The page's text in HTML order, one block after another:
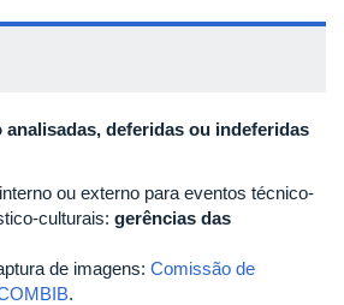
deferidas ou indeferidas
ou externo para eventos técnico-
culturais: gerências das
de imagens: Comissão de
.